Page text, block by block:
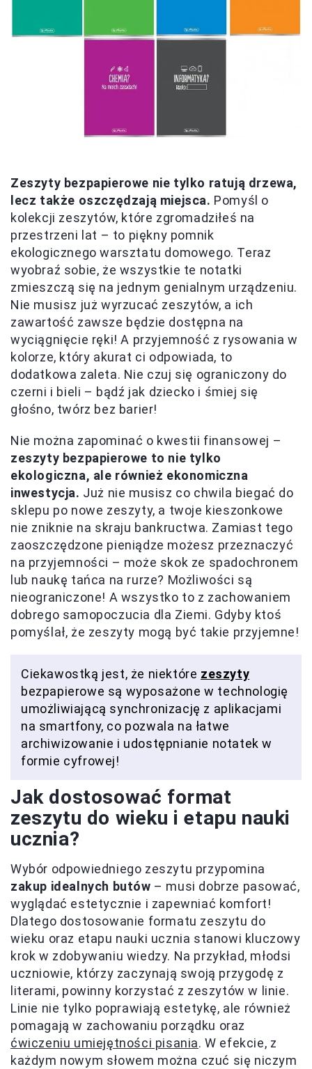
Zeszyty bezpapierowe nie tylko ratują drzewa,
lecz także oszczędzają miejsca. Pomyśl o
kolekcji zeszytów, które zgromadziłeś na
przestrzeni lat – to piękny pomnik
ekologicznego warsztatu domowego. Teraz
wyobraź sobie, że wszystkie te notatki
zmieszczą się na jednym genialnym urządzeniu.
Nie musisz już wyrzucać zeszytów, a ich
zawartość zawsze będzie dostępna na
wyciągnięcie ręki! A przyjemność z rysowania w
kolorze, który akurat ci odpowiada, to
dodatkowa zaleta. Nie czuj się ograniczony do
czerni i bieli – bądź jak dziecko i śmiej się
głośno, twórz bez barier!
Nie można zapominać o kwestii finansowej –
zeszyty bezpapierowe to nie tylko
ekologiczna, ale również ekonomiczna
inwestycja. Już nie musisz co chwila biegać do
sklepu po nowe zeszyty, a twoje kieszonkowe
nie zniknie na skraju bankructwa. Zamiast tego
zaoszczędzone pieniądze możesz przeznaczyć
na przyjemności – może skok ze spadochronem
lub naukę tańca na rurze? Możliwości są
nieograniczone! A wszystko to z zachowaniem
dobrego samopoczucia dla Ziemi. Gdyby ktoś
pomyślał, że zeszyty mogą być takie przyjemne!
Ciekawostką jest, że niektóre zeszyty
bezpapierowe są wyposażone w technologię
umożliwiającą synchronizację z aplikacjami
na smartfony, co pozwala na łatwe
archiwizowanie i udostępnianie notatek w
formie cyfrowej!
Jak dostosować format
zeszytu do wieku i etapu nauki
ucznia?
Wybór odpowiedniego zeszytu przypomina
zakup idealnych butów – musi dobrze pasować,
wyglądać estetycznie i zapewniać komfort!
Dlatego dostosowanie formatu zeszytu do
wieku oraz etapu nauki ucznia stanowi kluczowy
krok w zdobywaniu wiedzy. Na przykład, młodsi
uczniowie, którzy zaczynają swoją przygodę z
literami, powinny korzystać z zeszytów w linie.
Linie nie tylko poprawiają estetykę, ale również
pomagają w zachowaniu porządku oraz
ćwiczeniu umiejętności pisania. W efekcie, z
każdym nowym słowem można czuć się niczym